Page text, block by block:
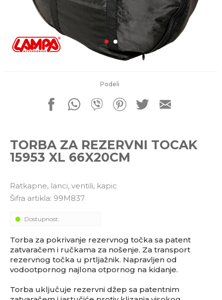
Podeli
TORBA ZA REZERVNI TOCAK
15953 XL 66X20CM
Ratkapne, lanci, ventili, kapic
Šifra artikla: 99M837
Dostupnost:
Torba za pokrivanje rezervnog točka sa patent
zatvaračem i ručkama za nošenje. Za transport
rezervnog točka u prtljažnik. Napravljen od
vodootpornog najlona otpornog na kidanje.
Torba uključuje rezervni džep sa patentnim
Za više informacija, pomoć i
porudžbine
011 4427900
Pišite nam
office@kitcommerce.rs